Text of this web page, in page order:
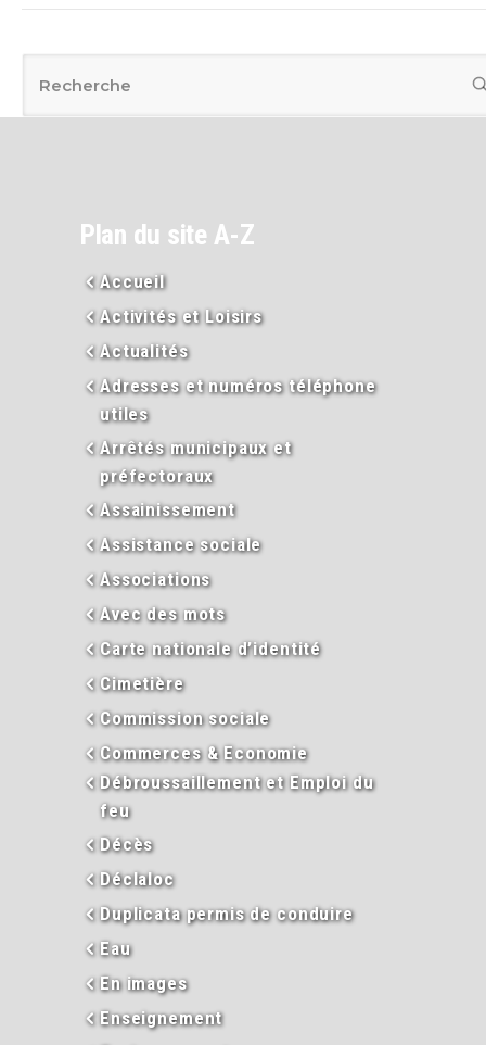
Plan du site A-Z
Accueil
Activités et Loisirs
Actualités
Adresses et numéros téléphone
utiles
Arrêtés municipaux et
préfectoraux
Assainissement
Assistance sociale
Associations
Avec des mots
Carte nationale d’identité
Cimetière
Commission sociale
Commerces & Economie
Débroussaillement et Emploi du
feu
Décès
Déclaloc
Duplicata permis de conduire
Eau
En images
Enseignement